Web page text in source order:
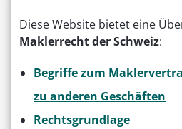
Diese Website bietet eine
Maklerrecht der Schweiz:
Begriffe zum
zu anderen Geschäften
Rechtsgrundlage